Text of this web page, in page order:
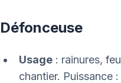
Défonceuse
Usage : rainures,
chantier. Puissance